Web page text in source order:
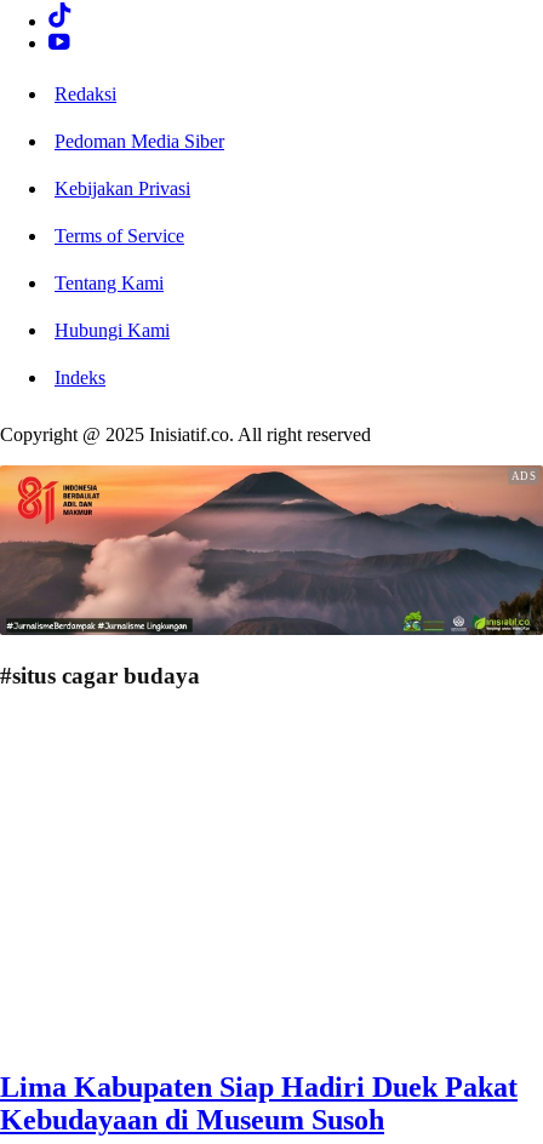
Redaksi
Pedoman Media Siber
Kebijakan Privasi
Terms of Service
Tentang Kami
Hubungi Kami
Indeks
Copyright @ 2025 Inisiatif.co. All right reserved
#situs cagar budaya
Lima Kabupaten Siap Hadiri Duek Pakat
Kebudayaan di Museum Susoh